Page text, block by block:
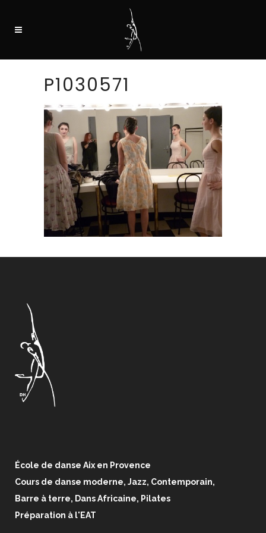
P1030571
École de danse Aix en Provence
Cours de danse moderne, Jazz, Contemporain,
Barre à terre, Dans Africaine, Pilates
Préparation à l'EAT